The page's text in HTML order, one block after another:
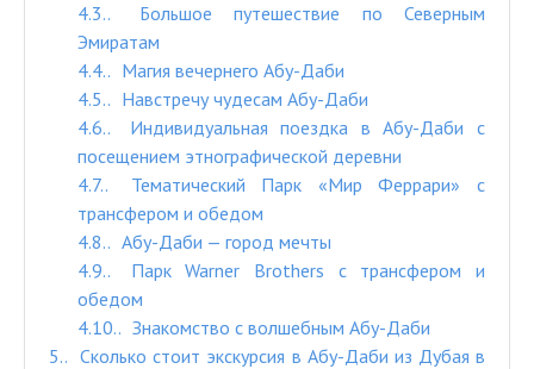
4.3.
Большое путешествие по Северным
Эмиратам
4.4.
Магия вечернего Абу-Даби
4.5.
Навстречу чудесам Абу-Даби
4.6.
Индивидуальная поездка в Абу-Даби с
посещением этнографической деревни
4.7.
Тематический Парк «Мир Феррари» с
трансфером и обедом
4.8.
Абу-Даби — город мечты
4.9.
Парк Warner Brothers с трансфером и
обедом
4.10.
Знакомство с волшебным Абу-Даби
5.
Сколько стоит экскурсия в Абу-Даби из Дубая в